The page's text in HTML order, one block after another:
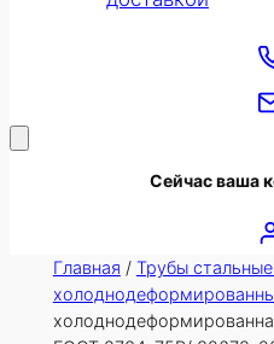
Сейчас ваша
Главная / Трубы